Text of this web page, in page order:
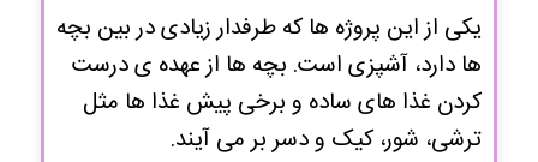
یکی از این پروژه ها که طرفدار زیادی در بین بچه
ها دارد، آشپزی است. بچه ها از عهده ی درست
کردن غذا های ساده و برخی پیش غذا ها مثل
ترشی، شور، کیک و دسر بر می آیند.